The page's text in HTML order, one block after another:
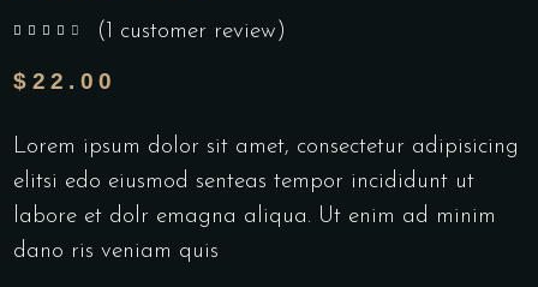
( 1 customer review)
$ 22.00
Lorem ipsum dolor sit amet, consectetur adipisicing
elitsi edo eiusmod senteas tempor incididunt ut
labore et dolr emagna aliqua. Ut enim ad minim
dano ris veniam quis